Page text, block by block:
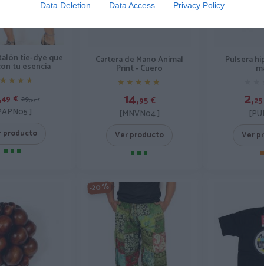
Data Deletion Data Access Privacy Policy
tie-dye que
tu esencia
49 € 29,99 €
]
producto
Cartera de Mano Animal
Print - Cuero
★★★★★
★★★★★
14,95 €
[MNVN04 ]
Ver producto
Pulsera
2,25
Ver
-20%